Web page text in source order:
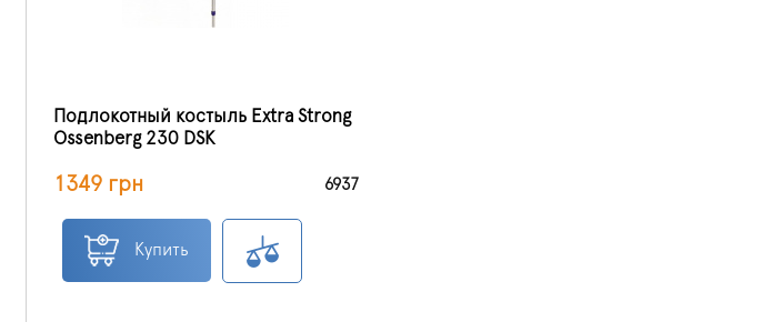
Подлокотный костыль Extra Strong
Ossenberg 230 DSK
1349 грн 6937
Купить